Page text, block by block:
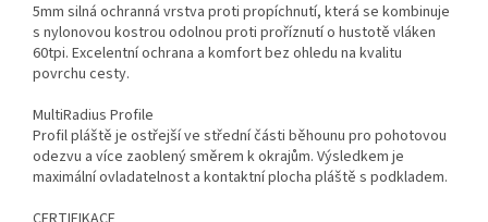
5mm silná ochranná vrstva proti propíchnutí, která se kombinuje
s nylonovou kostrou odolnou proti proříznutí o hustotě vláken
60tpi. Excelentní ochrana a komfort bez ohledu na kvalitu
povrchu cesty.
MultiRadius Profile
Profil pláště je ostřejší ve střední části běhounu pro pohotovou
odezvu a více zaoblený směrem k okrajům. Výsledkem je
maximální ovladatelnost a kontaktní plocha pláště s podkladem.